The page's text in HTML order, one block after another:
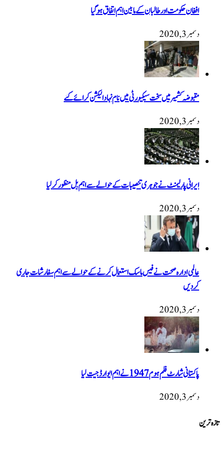
افغان حکومت اور طالبان کے مابین اہم اتفاق ہوگیا
دسمبر 3, 2020
مقبوضہ کشمیر میں سخت سیکیورٹی میں نام نہاد الیکشن کرائے گئے
دسمبر 3, 2020
ایرانی پارلیمنٹ نے جوہری تنصیبات کے حوالے سے اہم بل منظور کرلیا
دسمبر 3, 2020
عالمی ادارہ صحت نے فیس ماسک استعمال کرنے کے حوالے سے اہم سفارشات جاری
کردیں
دسمبر 3, 2020
پاکستانی شارٹ فلم ہوم 1947 نےاہم ایوارڈ جیت لیا
دسمبر 3, 2020
تازہ ترین